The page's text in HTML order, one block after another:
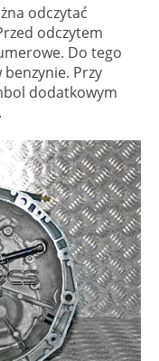
odczytać
odczytem
Do tego
Przy
dodatkowym